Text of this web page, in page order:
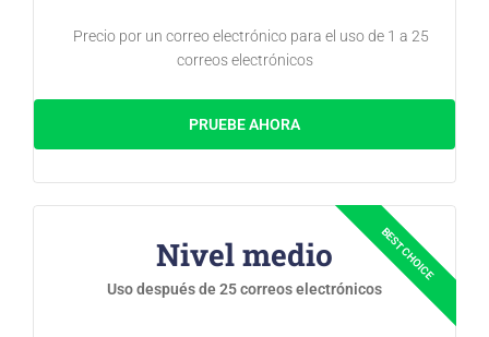
Precio por un correo electrónico para el uso de 1 a 25
correos electrónicos
PRUEBE AHORA
Nivel medio
Uso después de 25 correos electrónicos